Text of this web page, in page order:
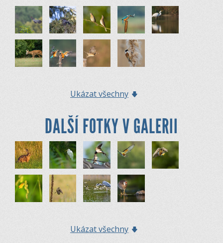
Ukázat všechny
DALŠÍ FOTKY V GALERII
Ukázat všechny